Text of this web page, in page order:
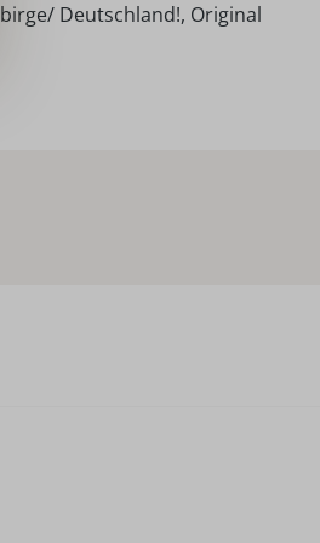
Deutschland!, Original